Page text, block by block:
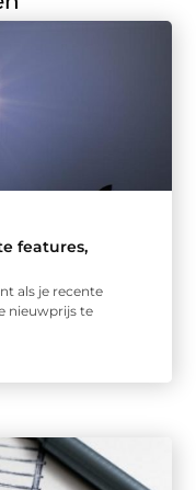
features,
als je recente
nieuwprijs te